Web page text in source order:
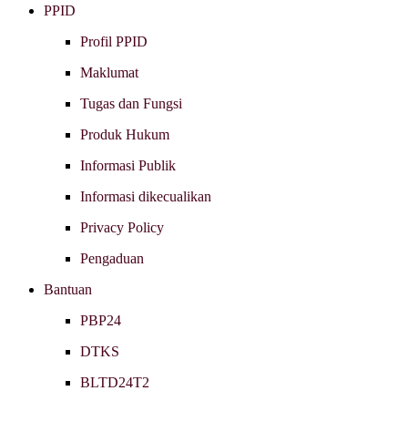
PPID
Profil PPID
Maklumat
Tugas dan Fungsi
Produk Hukum
Informasi Publik
Informasi dikecualikan
Privacy Policy
Pengaduan
Bantuan
PBP24
DTKS
BLTD24T2